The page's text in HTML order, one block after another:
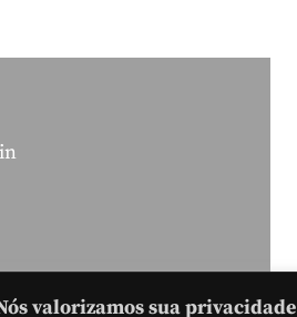
valorizamos sua privacidade